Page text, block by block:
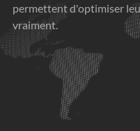
permettent d'optimiser
vraiment.